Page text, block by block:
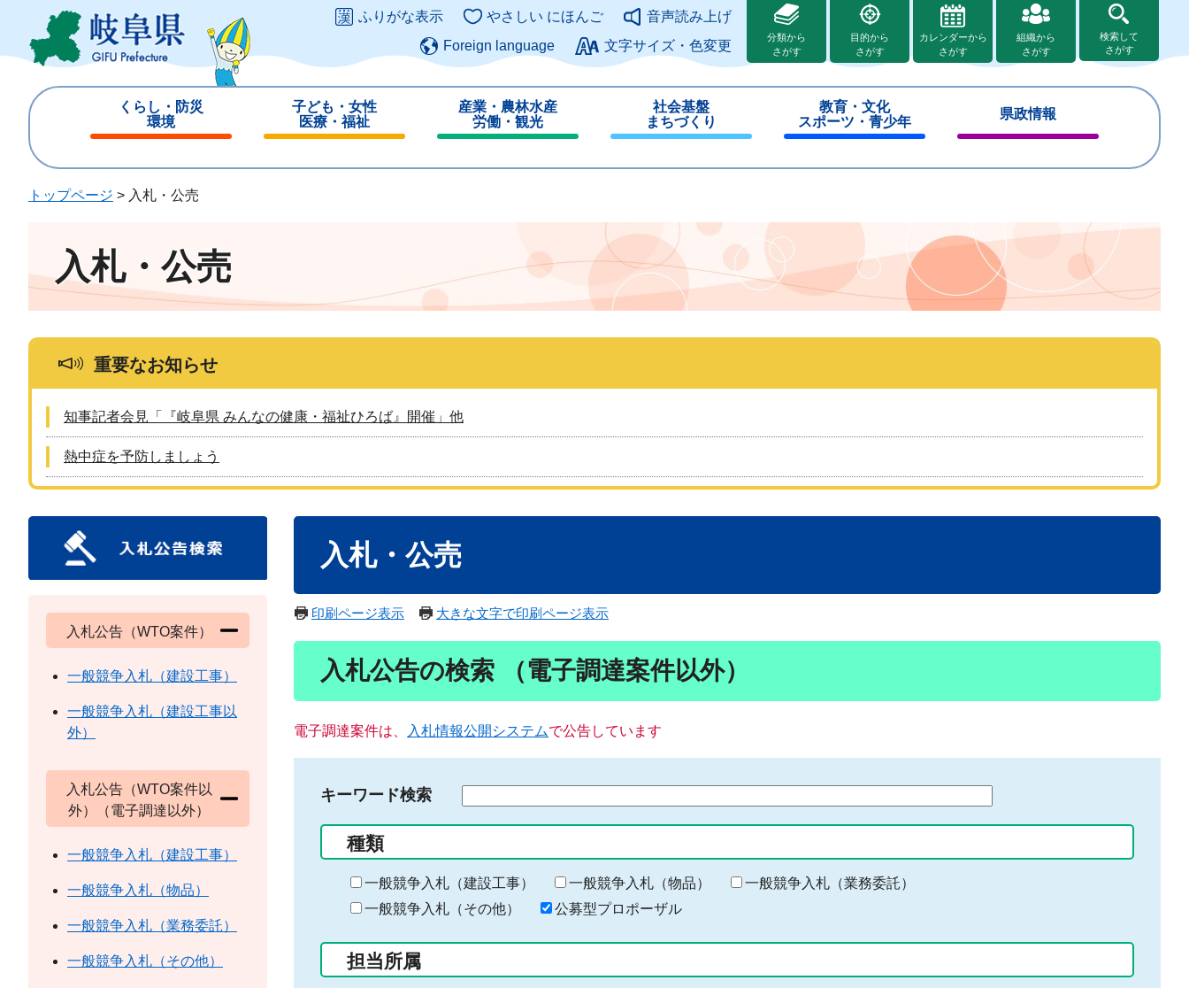
ジ
ュ
このページの本文へ
ふりがな表示 やさしい にほんご
音声読み上げ
Foreign language
文字サイズ・色変更
分類から
さがす
目的から
さがす
カレンダーから
さがす
組織から
さがす
検索して
さがす
くらし・防災
環境
じ
子ども・女性
医療・福祉
じ
産業・農林水産
労働・観光
じ
社会基盤
まちづくり
じ
教育・文化
スポーツ・青少年
じ
県政情報
じ
トップページ > 入札・公売
入札・公売
重要なお知らせ
知事記者会見「『岐阜県 みんなの健康・福祉ひろば』開催」他
熱中症を予防しましょう
入札・公売
印刷ページ表示 大きな文字で印刷ページ表示
入札公告の検索 （電子調達案件以外）
電子調達案件は、 入札情報公開システムで公告しています
キーワード検索
る
キ
ー
ー
種類
一般競争入札（建設工事） 一般競争入札（物品）
一般競争入札（業務委託）
一般競争入札（その他）
公募型プロポーザル
担当所属
入札公告（WTO案件）
一般競争入札（建設工事）
一般競争入札（建設工事以
外）
入札公告（WTO案件以
外）（電子調達以外）
一般競争入札（建設工事）
一般競争入札（物品）
一般競争入札（業務委託）
一般競争入札（その他）